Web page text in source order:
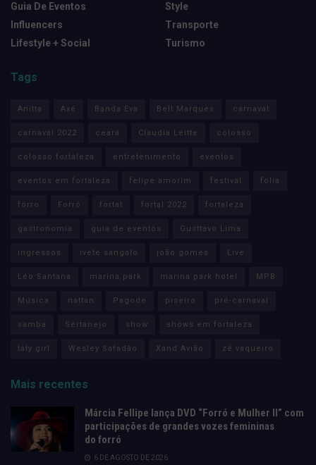
Guia De Eventos
Influencers
Lifestyle + Social
Style
Transporte
Turismo
Tags
Anitta Axé Banda Eva Bell Marques carnaval
carnaval 2022 ceará Claudia Leitte colosso
colosso fortaleza entretenimento eventos
eventos em fortaleza felipe amorim festival folia
forro Forró fortal fortal 2022 fortaleza
gastronomia guia de eventos Gusttavo Lima
ingressos ivete sangalo joão gomes Live
Léo Santana marina park marina park hotel MPB
Música nattan Pagode piseiro pré-carnaval
samba Sertanejo show shows em fortaleza
taty girl Wesley Safadão Xand Avião zé vaqueiro
Mais recentes
Márcia Fellipe lança DVD “Forró e Mulher II” com
participações de grandes vozes femininas
do forró
6 DE AGOSTO DE 2026